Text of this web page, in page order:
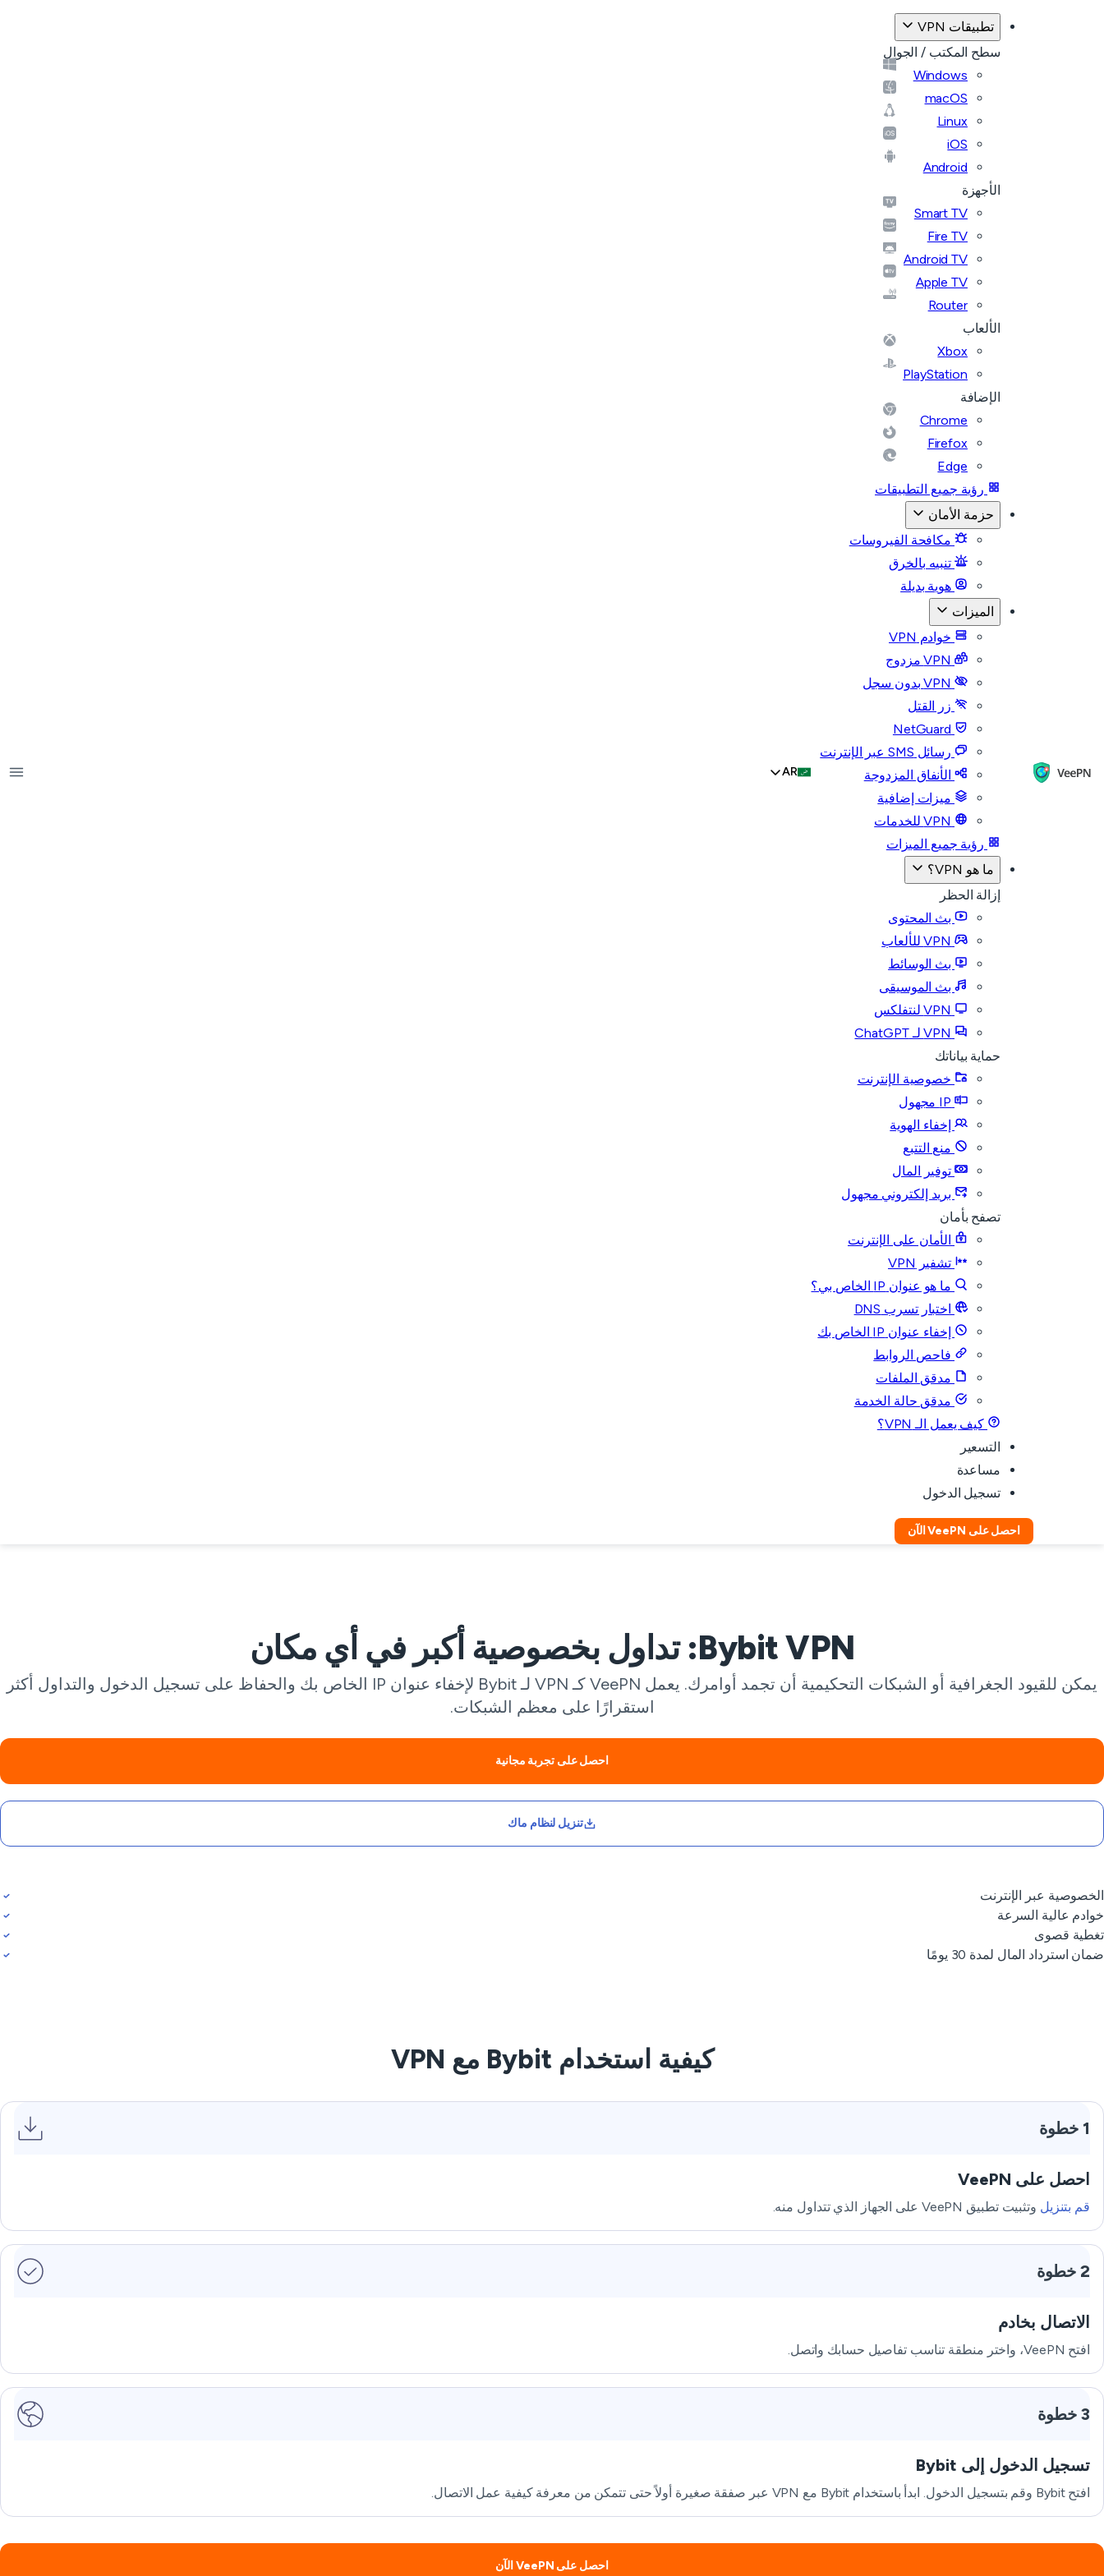
تطبيقات VPN
سطح المكتب / الجوال
Windows
macOS
Linux
iOS
Android
الأجهزة
Smart TV
Fire TV
Android TV
Apple TV
Router
الألعاب
Xbox
PlayStation
الإضافة
Chrome
Firefox
Edge
رؤية جميع التطبيقات
حزمة الأمان
مكافحة الفيروسات
تنبيه بالخرق
هوية بديلة
الميزات
خوادم VPN
زر القتل
رسائل SMS عبر الإنترنت
الأنفاق المزدوجة
ميزات إضافية
رؤية جميع الميزات
ما هو VPN؟
إزالة الحظر
بث المحتوى
بث الوسائط
بث الموسيقى
حماية بياناتك
خصوصية الإنترنت
إخفاء الهوية
منع التتبع
توفير المال
بريد إلكتروني مجهول
تصفح بأمان
الأمان على الإنترنت
تشفير VPN
ما هو عنوان IP الخاص بي؟
اختبار تسرب DNS
إخفاء عنوان IP الخاص بك
فاحص الروابط
مدقق الملفات
مدقق حالة الخدمة
كيف يعمل الـ VPN؟
التسعير
مساعدة
تسجيل الدخول
احصل على VeePN الآن
AR
Bybit VPN: تداول بخصوصية أكبر في أي مكان
يمكن للقيود الجغرافية أو الشبكات التحكيمية أن تجمد أوامرك. يعمل VeePN كـ VPN لـ Bybit لإخفاء عنوان IP الخاص بك والحفاظ على تسجيل الدخول والتداول أكثر
استقرارًا على معظم الشبكات.
احصل على تجربة مجانية
تنزيل لنظام ماك
الخصوصية عبر الإنترنت
خوادم عالية السرعة
تغطية قصوى
ضمان استرداد المال لمدة 30 يومًا
كيفية استخدام Bybit مع VPN
1 خطوة
احصل على VeePN
قم بتنزيل وتثبيت تطبيق VeePN على الجهاز الذي تتداول منه.
2 خطوة
الاتصال بخادم
افتح VeePN، واختر منطقة تناسب تفاصيل حسابك واتصل.
3 خطوة
تسجيل الدخول إلى Bybit
افتح Bybit وقم بتسجيل الدخول. ابدأ باستخدام Bybit مع VPN عبر صفقة صغيرة أولاً حتى تتمكن من معرفة كيفية عمل الاتصال.
احصل على VeePN الآن